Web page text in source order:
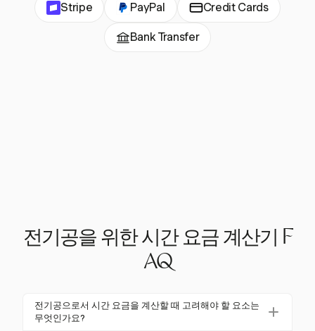
Stripe PayPal Credit Cards
Bank Transfer
전기공을 위한 시간 요금 계산기 F
AQ
전기공으로서 시간 요금을 계산할 때 고려해야 할 요소는
무엇인가요?